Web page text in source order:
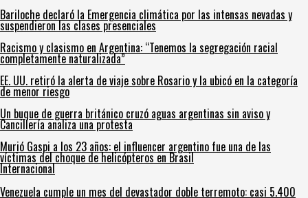
Bariloche declaró la Emergencia climática por las intensas nevadas y
suspendieron las clases presenciales
Racismo y clasismo en Argentina: “Tenemos la segregación racial
completamente naturalizada”
EE. UU. retiró la alerta de viaje sobre Rosario y la ubicó en la categoría
de menor riesgo
Un buque de guerra británico cruzó aguas argentinas sin aviso y
Cancillería analiza una protesta
Murió Gaspi a los 23 años: el influencer argentino fue una de las
víctimas del choque de helicópteros en Brasil
Internacional
Venezuela cumple un mes del devastador doble terremoto: casi 5.400